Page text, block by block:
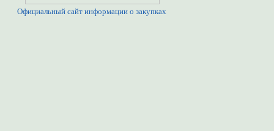
Официальный сайт информации о закупках